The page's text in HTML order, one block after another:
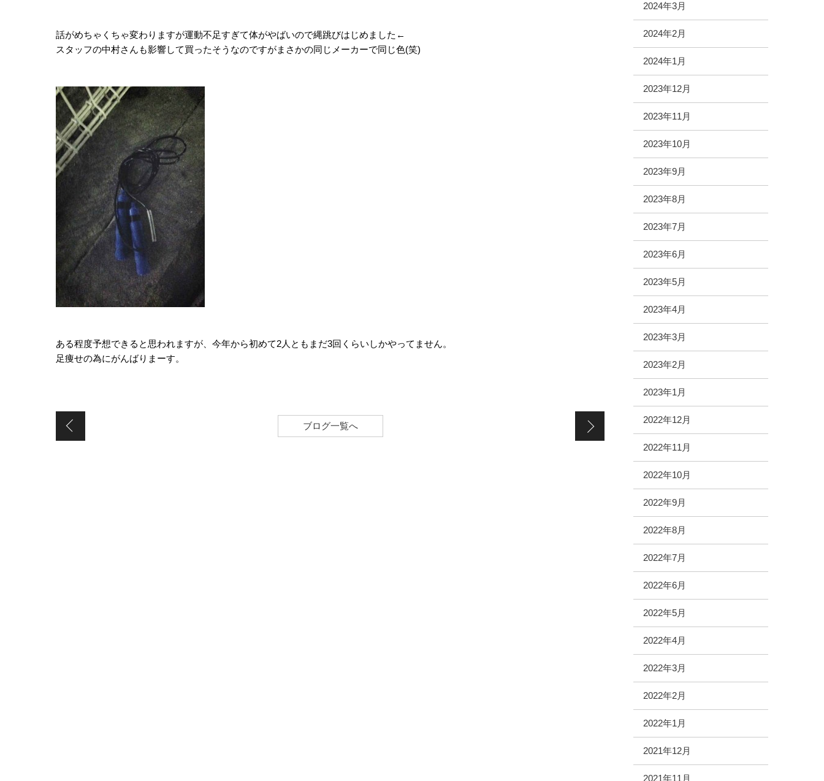
話がめちゃくちゃ変わりますが運動不足すぎて体がやばいので縄跳びはじめました←
スタッフの中村さんも影響して買ったそうなのですがまさかの同じメーカーで同じ色(笑)
ある程度予想できると思われますが、今年から初めて2人ともまだ3回くらいしかやってません。
足痩せの為にがんばりまーす。
ブログ一覧へ
2024年3月
2024年2月
2024年1月
2023年12月
2023年11月
2023年10月
2023年9月
2023年8月
2023年7月
2023年6月
2023年5月
2023年4月
2023年3月
2023年2月
2023年1月
2022年12月
2022年11月
2022年10月
2022年9月
2022年8月
2022年7月
2022年6月
2022年5月
2022年4月
2022年3月
2022年2月
2022年1月
2021年12月
2021年11月